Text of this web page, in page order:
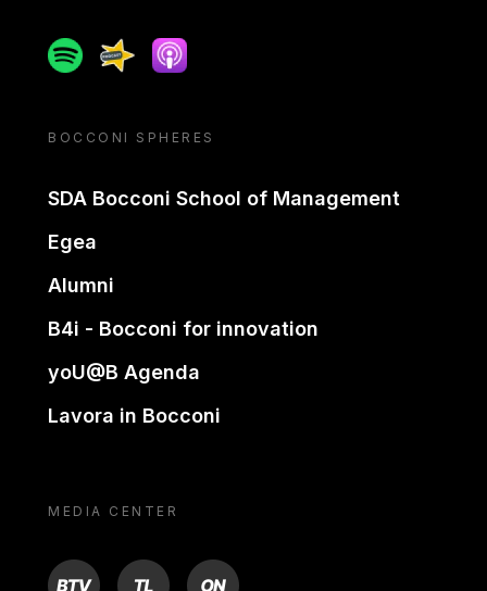
SpotifySpreakerApple podcast
BOCCONI SPHERES
SDA Bocconi School of Management
Egea
Alumni
B4i - Bocconi for innovation
yoU@B Agenda
Lavora in Bocconi
MEDIA CENTER
BTV TL ON